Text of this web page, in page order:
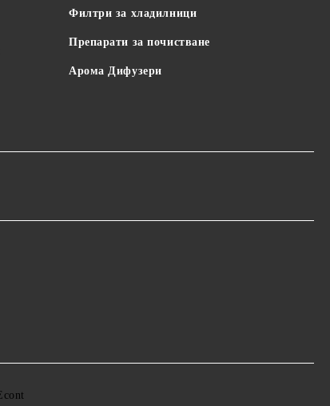
Филтри за хладилници
Препарати за почистване
Арома Дифузери